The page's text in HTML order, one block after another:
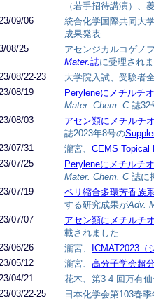
（若手招待講演）、
09/06
統合化学国際共同大
成果発表
08/25
アセンジカルコゲノ
Mater.誌に受理され
08/22-23
大学院入試、受験者
08/19
Peryleneにメチルチ
Mater. Chem. C 誌32
08/03
アセン類にメチルチ
誌2023年8号の
07/31
瀧宮、 CEMS Topical
07/25
Peryleneにメチルチ
Mater. Chem. C 誌に
07/19
ペリ縮合多環芳香族
する研究成果がAdv.
07/07
アセン類にメチルチ
載されました
06/26
瀧宮、
ICMAT2023（
05/12
瀧宮、 高分子学会超
04/21
花木、第3 4 回万有
03/22-25
日本化学会第103春